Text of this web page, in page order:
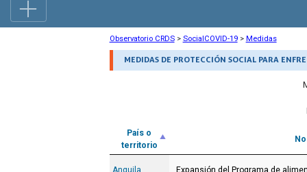
Observatorio CRDS> SocialCOVID-19> Medidas
MEDIDAS DE PROTECCIÓN SOCIAL PARA
País o
territorio
Anguila Expansión del Programa de